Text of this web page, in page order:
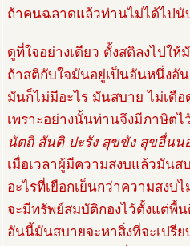
ถ้าคนฉลาดแล้วท่านไม่ได้ไปนั
ดูที่ใจอย่างเดียว ตั้งสติลงไปให้
ถ้าสติกับใจมันอยู่เป็นอันหนึ่งอั
มันก็ไม่มีอะไร มันสบาย ไม่เดือ
เพราะอย่างนั้นท่านจึงมีภาษิตไ
นัตถิ สันติ ปะรัง สุขขัง สุขอื่นน
เมื่อเวลาผู้มีความสงบแล้วมันส
อะไรที่เยือกเย็นกว่าความสงบ
จะมีทรัพย์สมบัติกองไว้ตั้งแต่พื้
อันนี้มันสบายจะหาสิ่งที่จะเปรี